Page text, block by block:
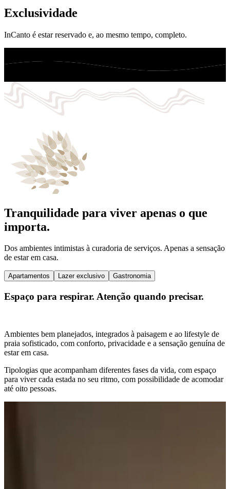
Exclusividade
InCanto é estar reservado e, ao mesmo tempo, completo.
Tranquilidade para viver apenas o que
importa.
Dos ambientes intimistas à curadoria de serviços. Apenas a sensação
de estar em casa.
Apartamentos Lazer exclusivo Gastronomia
Espaço para respirar. Atenção quando precisar.
Ambientes bem planejados, integrados à paisagem e ao lifestyle de
praia sofisticado, com conforto, privacidade e a sensação genuína de
estar em casa.
Tipologias que acompanham diferentes fases da vida, com espaço
para viver cada estada no seu ritmo, com possibilidade de acomodar
até oito pessoas.